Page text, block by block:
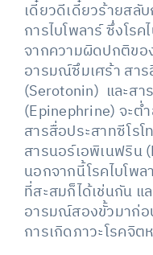
เดี๋ยวดีเดี๋ยวร้ายสลั
การไบโพลาร์ ซึ่งโร
จากความผิดปกติขอ
อารมณ์ซึมเศร้า สา
(Serotonin) และสา
(Epinephrine) จะต่
สารสื่อประสาทซีโร
สารนอร์เอพิเนฟริน
นอกจากนี้โรคไบโพ
ที่สะสมก็ได้เช่นกัน แ
อารมณ์สองขั้วมาก่อ
การเกิดภาวะโรคจิ